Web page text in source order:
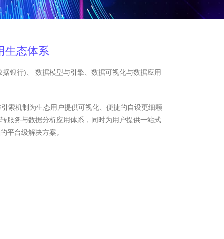
生态体系
银行)、 数据模型与引擎、数据可视化与数据应用
索机制为生态用户提供可视化、便捷的自设更细颗
服务与数据分析应用体系，同时为用户提供一站式
平台级解决方案。